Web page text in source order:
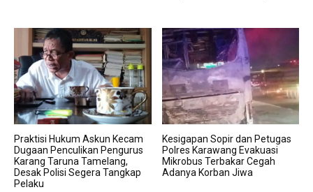
Praktisi Hukum Askun Kecam
Dugaan Penculikan Pengurus
Karang Taruna Tamelang,
Desak Polisi Segera Tangkap
Pelaku
Kesigapan Sopir dan Petugas
Polres Karawang Evakuasi
Mikrobus Terbakar Cegah
Adanya Korban Jiwa